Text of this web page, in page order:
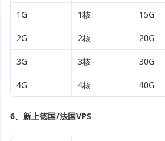
1G 1核 15G
2G 2核 20G
3G 3核 30G
4G 4核 40G
6、新上德国/法国VPS